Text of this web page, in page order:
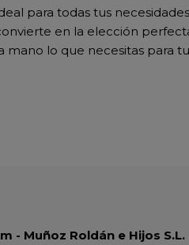
para todas tus
en la elección
lo que necesitas
- Muñoz Roldán e Hijos S.L.